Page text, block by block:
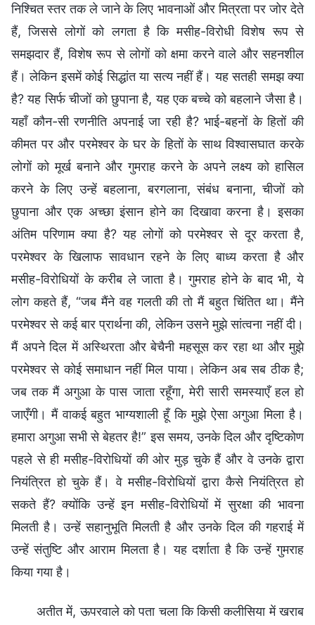
निश्चित स्तर तक ले जाने के लिए भावनाओं और मित्रता पर जोर देते
हैं, जिससे लोगों को लगता है कि मसीह-विरोधी विशेष रूप से
समझदार हैं, विशेष रूप से लोगों को क्षमा करने वाले और सहनशील
हैं। लेकिन इसमें कोई सिद्धांत या सत्य नहीं हैं। यह सतही समझ क्या
है? यह सिर्फ चीजों को छुपाना है, यह एक बच्चे को बहलाने जैसा है।
यहाँ कौन-सी रणनीति अपनाई जा रही है? भाई-बहनों के हितों की
कीमत पर और परमेश्वर के घर के हितों के साथ विश्वासघात करके
लोगों को मूर्ख बनाने और गुमराह करने के अपने लक्ष्य को हासिल
करने के लिए उन्हें बहलाना, बरगलाना, संबंध बनाना, चीजों को
छुपाना और एक अच्छा इंसान होने का दिखावा करना है। इसका
अंतिम परिणाम क्या है? यह लोगों को परमेश्वर से दूर करता है,
परमेश्वर के खिलाफ सावधान रहने के लिए बाध्य करता है और
मसीह-विरोधियों के करीब ले जाता है। गुमराह होने के बाद भी, ये
लोग कहते हैं, “जब मैंने वह गलती की तो मैं बहुत चिंतित था। मैंने
परमेश्वर से कई बार प्रार्थना की, लेकिन उसने मुझे सांत्वना नहीं दी।
मैं अपने दिल में अस्थिरता और बेचैनी महसूस कर रहा था और मुझे
परमेश्वर से कोई समाधान नहीं मिल पाया। लेकिन अब सब ठीक है;
जब तक मैं अगुआ के पास जाता रहूँगा, मेरी सारी समस्याएँ हल हो
जाएँगी। मैं वाकई बहुत भाग्यशाली हूँ कि मुझे ऐसा अगुआ मिला है।
हमारा अगुआ सभी से बेहतर है!” इस समय, उनके दिल और दृष्टिकोण
पहले से ही मसीह-विरोधियों की ओर मुड़ चुके हैं और वे उनके द्वारा
नियंत्रित हो चुके हैं। वे मसीह-विरोधियों द्वारा कैसे नियंत्रित हो
सकते हैं? क्योंकि उन्हें इन मसीह-विरोधियों में सुरक्षा की भावना
मिलती है। उन्हें सहानुभूति मिलती है और उनके दिल की गहराई में
उन्हें संतुष्टि और आराम मिलता है। यह दर्शाता है कि उन्हें गुमराह
किया गया है।
अतीत में, ऊपरवाले को पता चला कि किसी कलीसिया में खराब